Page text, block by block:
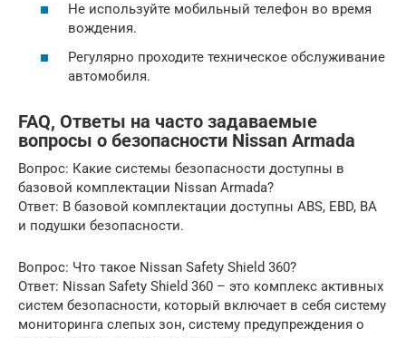
Не используйте мобильный телефон во время
вождения.
Регулярно проходите техническое обслуживание
автомобиля.
FAQ, Ответы на часто задаваемые
вопросы о безопасности Nissan Armada
Вопрос: Какие системы безопасности доступны в
базовой комплектации Nissan Armada?
Ответ: В базовой комплектации доступны ABS, EBD, BA
и подушки безопасности.
Вопрос: Что такое Nissan Safety Shield 360?
Ответ: Nissan Safety Shield 360 – это комплекс активных
систем безопасности, который включает в себя систему
мониторинга слепых зон, систему предупреждения о